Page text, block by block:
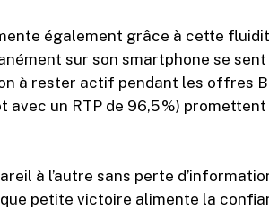
également grâce à cette
sur son smartphone se
à rester actif pendant les offres
avec un RTP de 96,5 %)
à l’autre sans perte
petite victoire alimente la